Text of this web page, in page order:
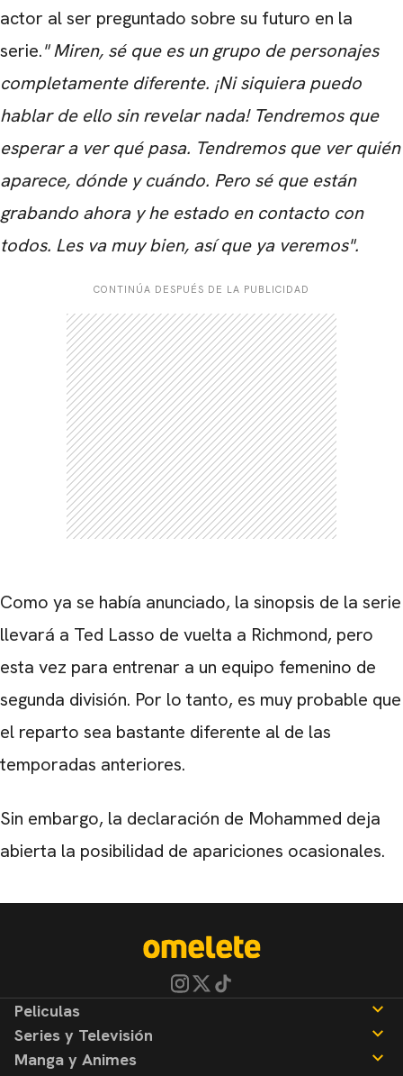
actor al ser preguntado sobre su futuro en la
serie."Miren, sé que es un grupo de personajes
completamente diferente. ¡Ni siquiera puedo
hablar de ello sin revelar nada! Tendremos que
esperar a ver qué pasa. Tendremos que ver quién
aparece, dónde y cuándo. Pero sé que están
grabando ahora y he estado en contacto con
todos. Les va muy bien, así que ya veremos".
CONTINÚA DESPUÉS DE LA PUBLICIDAD
Como ya se había anunciado, la sinopsis de la serie
llevará a Ted Lasso de vuelta a Richmond, pero
esta vez para entrenar a un equipo femenino de
segunda división. Por lo tanto, es muy probable que
el reparto sea bastante diferente al de las
temporadas anteriores.
Sin embargo, la declaración de Mohammed deja
abierta la posibilidad de apariciones ocasionales.
Peliculas
Noticias
Reseñas
Series y Televisión
Noticias
Manga y Animes